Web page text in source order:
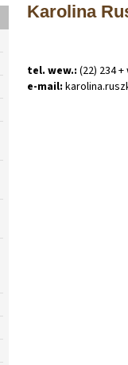
Karolina
tel. wew.: (22) 234
e-mail: karolina.